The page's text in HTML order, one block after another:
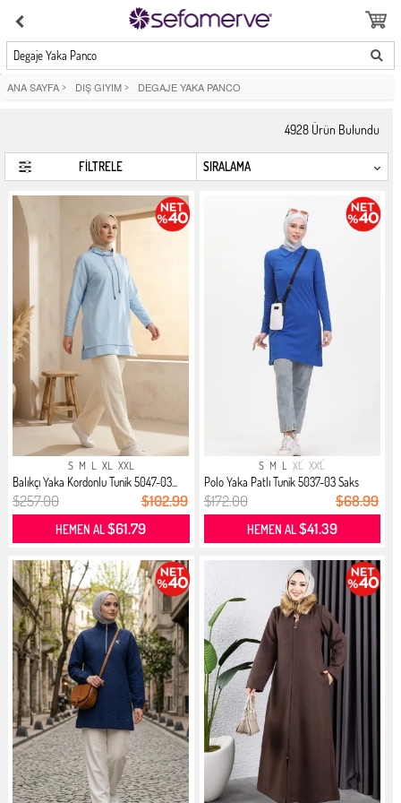
Degaje Yaka Panco
ANA SAYFA > DIŞ GIYIM > DEGAJE YAKA PANCO
4928 Ürün Bulundu
FİLTRELE
S M L XL XXL
Balıkçı Yaka Kordonlu Tunik 5047-03...
$257.00 $102.99
HEMEN AL$61.79
S M L XL XXL
Polo Yaka Patlı Tunik 5037-03 Saks
$172.00 $68.99
HEMEN AL$41.39